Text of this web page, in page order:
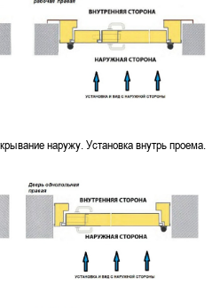
наружу. Установка внутрь проема.